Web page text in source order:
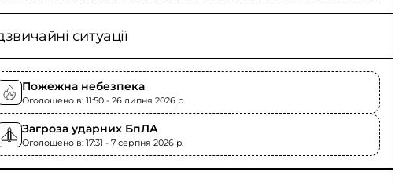
ситуації
Пожежна небезпека
Оголошено в: 11:50 - 26 липня 2026 p.
Загроза ударних БпЛА
Оголошено в: 17:31 - 7 серпня 2026 p.